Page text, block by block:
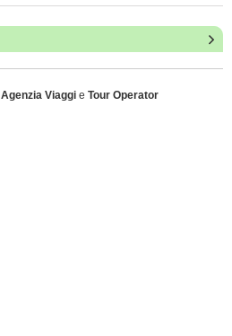
Agenzia Viaggie Tour Operator